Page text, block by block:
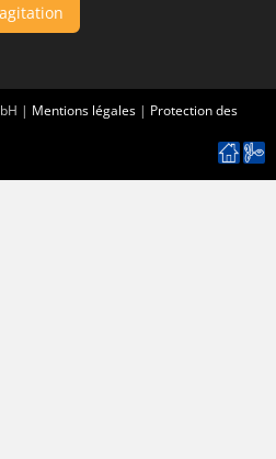
| Mentions légales | Protection des